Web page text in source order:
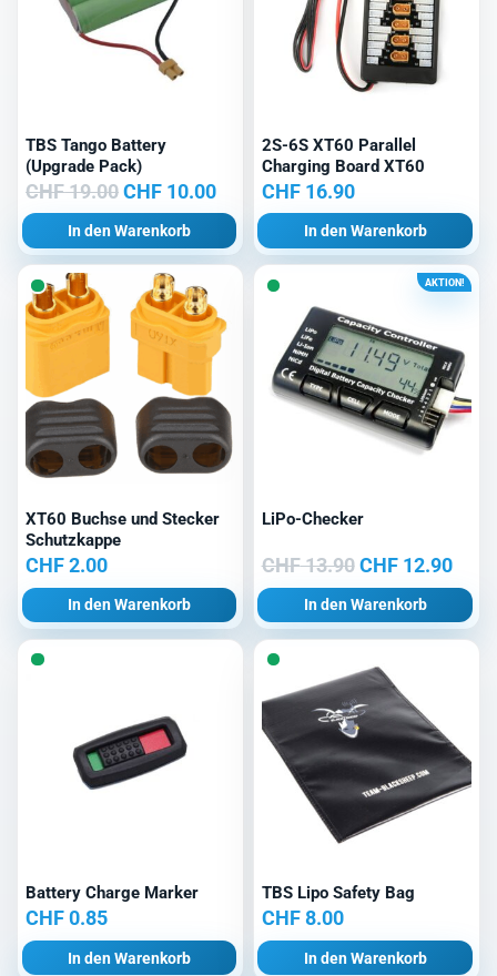
TBS Tango Battery
(Upgrade Pack)
CHF19.00Ursprünglicher
Preis
war:
CHF 19.00
CHF 10.00Aktueller
Preis
ist:
CHF 10.00.
In den Warenkorb
2S-6S XT60 Parallel
Charging Board XT60
CHF16.90
In den Warenkorb
XT60 Buchse und Stecker
Schutzkappe
CHF2.00
In den Warenkorb
AKTION!
LiPo-Checker
CHF13.90 Ursprünglicher
Preis
war:
CHF12.90
ist:
In den Warenkorb
Battery Charge Marker
CHF0.85
In den Warenkorb
TBS Lipo Safety Bag
CHF8.00
In den Warenkorb